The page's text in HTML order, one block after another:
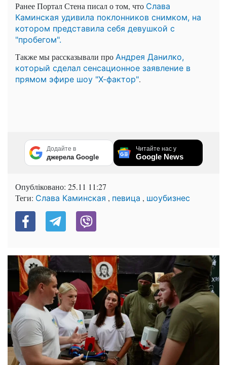
Ранее Портал Стена писал о том, что Слава
Каминская удивила поклонников снимком, на
котором представила себя девушкой с
"пробегом".
Также мы рассказывали про Андрея Данилко,
который сделал сенсационное заявление в
прямом эфире шоу "Х-фактор".
Додайте в
джерела Google
Читайте нас у
Google News
Опубліковано: 25.11 11:27
Теги: Слава Каминская , певица , шоубизнес